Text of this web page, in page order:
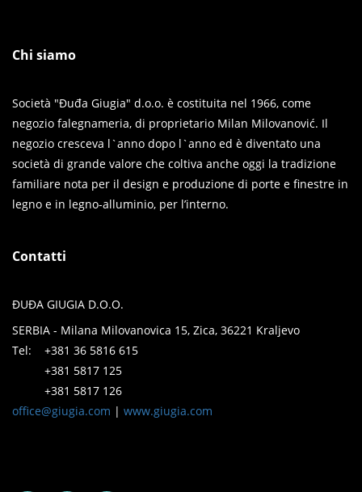
Chi siamo
Società "Đuđa Giugia" d.o.o. è costituita nel 1966, come
negozio falegnameria, di proprietario Milan Milovanović. Il
negozio cresceva l`anno dopo l`anno ed è diventato una
società di grande valore che coltiva anche oggi la tradizione
familiare nota per il design e produzione di porte e finestre in
legno e in legno-alluminio, per l’interno.
Contatti
ĐUĐA GIUGIA D.O.O.
SERBIA - Milana Milovanovica 15, Zica, 36221 Kraljevo
Tel: +381 36 5816 615
+381 5817 125
+381 5817 126
office@giugia.com | www.giugia.com